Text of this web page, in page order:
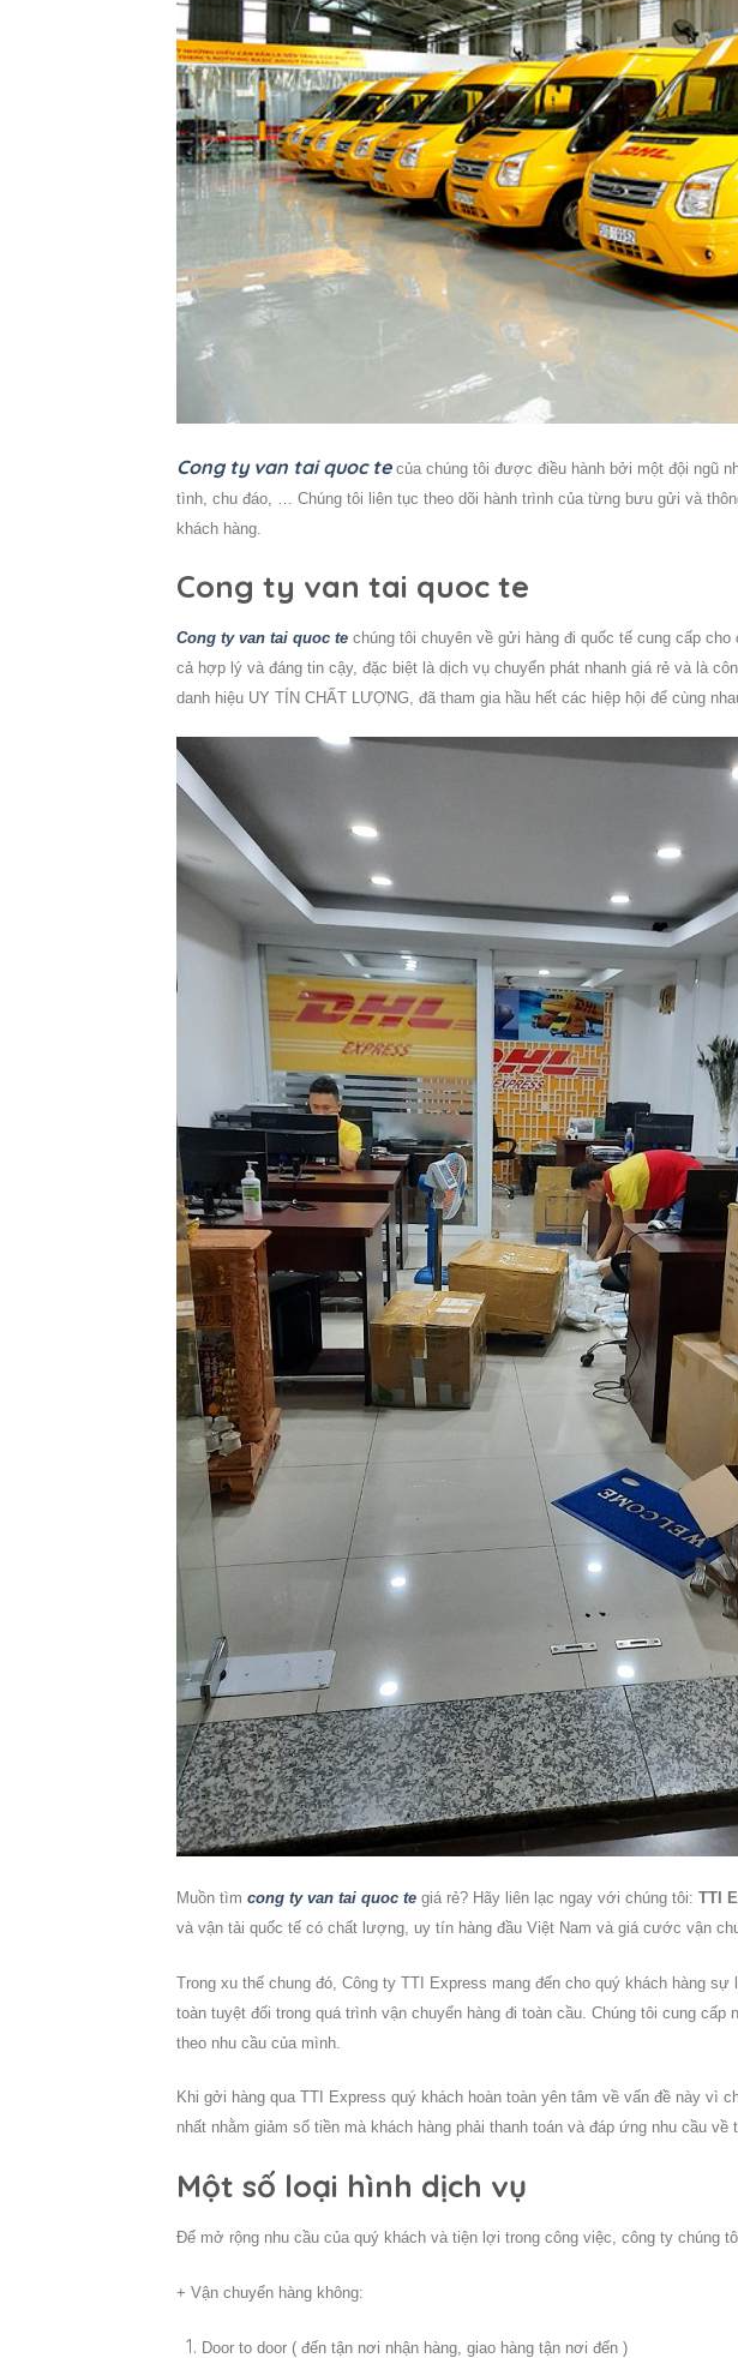
Cong ty van tai quoc tecủa chúng tôi được điều hành bởi một đội ngũ
tình, chu đáo, … Chúng tôi liên tục theo dõi hành trình của từng bưu gửi và
khách hàng.
Cong ty van tai quoc te
Cong ty van tai quoc te chúng tôi chuyên về gửi hàng đi quốc tế cung cấp
cả hợp lý và đáng tin cậy, đặc biệt là dịch vụ chuyển phát nhanh giá rẻ và là
danh hiệu UY TÍN CHẤT LƯỢNG, đã tham gia hầu hết các hiệp hội để cùng
Muồn tìm cong ty van tai quoc te giá rẻ? Hãy liên lạc ngay với chúng tôi: TTI
và vận tải quốc tế có chất lượng, uy tín hàng đầu Việt Nam và giá cước vận
Trong xu thế chung đó, Công ty TTI Express mang đến cho quý khách hàng
toàn tuyệt đối trong quá trình vận chuyển hàng đi toàn cầu. Chúng tôi cung
theo nhu cầu của mình.
Khi gởi hàng qua TTI Express quý khách hoàn toàn yên tâm về vấn đề này vì
nhất nhằm giảm số tiền mà khách hàng phải thanh toán và đáp ứng nhu cầu về
Một số loại hình dịch vụ
Để mở rộng nhu cầu của quý khách và tiện lợi trong công việc, công ty chúng
+ Vận chuyển hàng không:
Door to door ( đến tận nơi nhận hàng, giao hàng tận nơi đến )